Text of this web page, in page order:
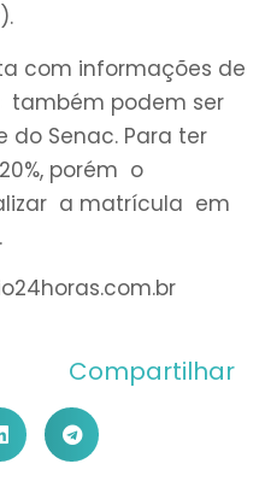
).
com informações de
também podem ser
do Senac. Para ter
porém o
a matrícula em
Compartilhar